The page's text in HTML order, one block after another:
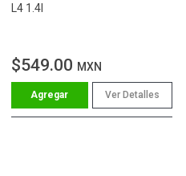
L4 1.4l
$549.00 MXN
Ver Detalles